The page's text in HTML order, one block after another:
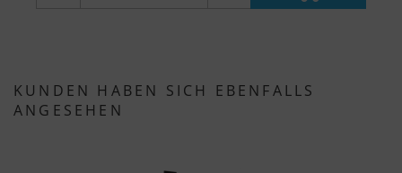
KUNDEN HABEN SICH EBENFALLS
ANGESEHEN